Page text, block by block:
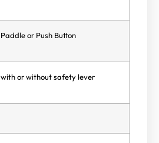
Paddle or Push Button
with or without safety lever